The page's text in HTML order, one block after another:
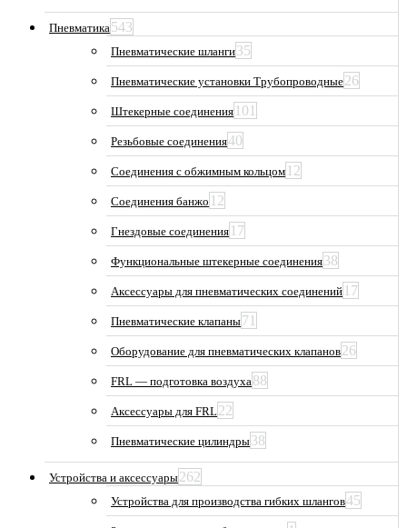
Пневматика543
Пневматические шланги35
Пневматические установки Трубопроводные26
Штекерные соединения 101
Резьбовые соединения40
Соединения с обжимным кольцом 12
Соединения банжо 12
Гнездовые соединения 17
Функциональные штекерные соединения38
Аксессуары для пневматических соединений 17
Пневматические клапаны71
Оборудование для пневматических клапанов26
FRL — подготовка воздуха88
Аксессуары для FRL22
Пневматические цилиндры38
Устройства и аксессуары262
Устройства для производства гибких шлангов45